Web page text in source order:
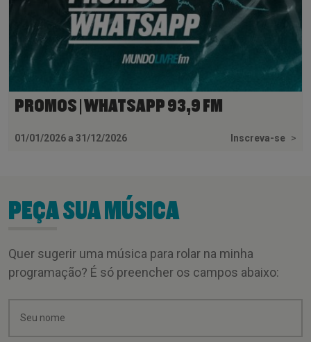
PROMOS | WHATSAPP 93,9 FM
01/01/2026 a 31/12/2026 Inscreva-se >
PEÇA SUA MÚSICA
Quer sugerir uma música para rolar na minha
programação? É só preencher os campos abaixo: